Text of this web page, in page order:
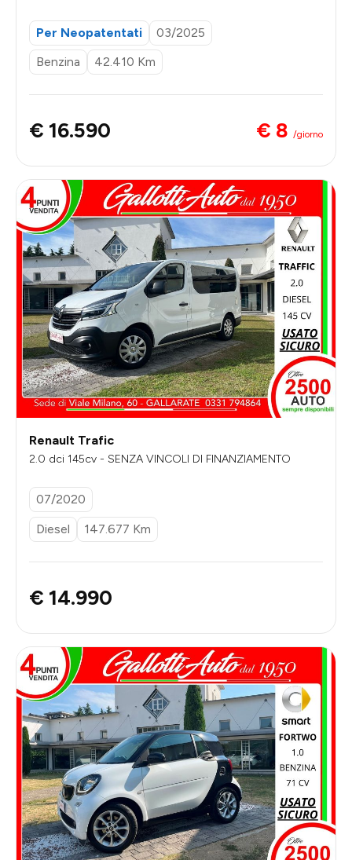
Per Neopatentati
03/2025
Benzina
42.410 Km
€ 16.590 € 8 /giorno
Renault Trafic
2.0 dci 145cv - SENZA VINCOLI DI FINANZIAMENTO
07/2020
Diesel
147.677 Km
€ 14.990